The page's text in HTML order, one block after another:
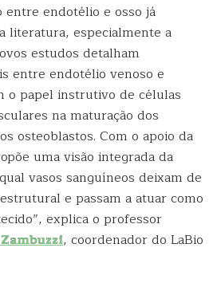
entre endotélio e osso já
literatura, especialmente a
estudos detalham
entre endotélio venoso e
o papel instrutivo de células
na maturação dos
osteoblastos. Com o apoio da
uma visão integrada da
vasos sanguíneos deixam de
e passam a atuar como
explica o professor
, coordenador do LaBio